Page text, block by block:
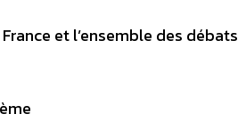
et l’ensemble des débats